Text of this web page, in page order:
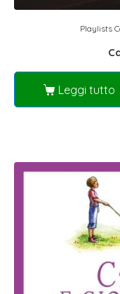
Playlists
Leggi tutto